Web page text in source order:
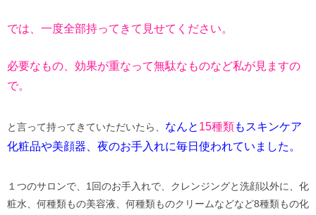
では、一度全部持ってきて見せてください。
必要なもの、効果が重なって無駄なものなど私が見ますの
で。
と言って持ってきていただいたら、 なんと 15種類もスキンケア
化粧品や美顔器、夜のお手入れに毎日使われていました。
１つのサロンで、1回のお手入れで、クレンジングと洗顔以外に、化
粧水、何種類もの美容液、何種類ものクリームなどなど8種類もの化